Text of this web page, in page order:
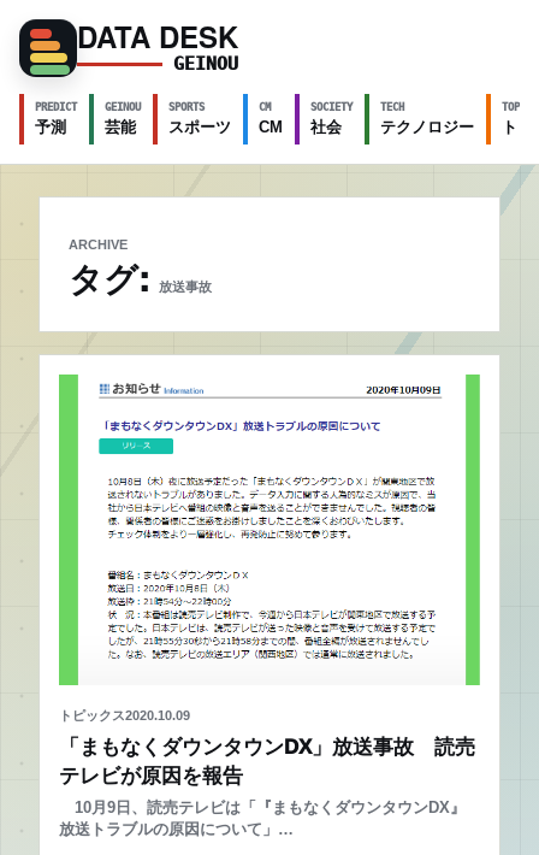
DATA DESK
GEINOU
PREDICT
予測
GEINOU
芸能
SPORTS
スポーツ
CM
CM
SOCIETY
社会
TECH
テクノロジー
TOPICS
ト
ARCHIVE
タグ: 放送事故
トピックス2020.10.09
「まもなくダウンタウンDX」放送事故 読売
テレビが原因を報告
10月9日、読売テレビは「『まもなくダウンタウンDX』
放送トラブルの原因について」…